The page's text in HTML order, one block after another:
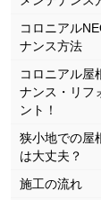
コロニアル
ナンス方法
コロニアル屋
ナンス・リフ
ント！
狭小地での屋
は大丈夫？
施工の流れ